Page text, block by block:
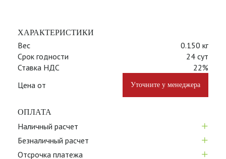
ХАРАКТЕРИСТИКИ
Вес
0.150 кг
Срок годности
24 сут
Ставка НДС
22%
Цена от
Уточните у менеджера
ОПЛАТА
Наличный расчет +
Безналичный расчет +
Отсрочка платежа +